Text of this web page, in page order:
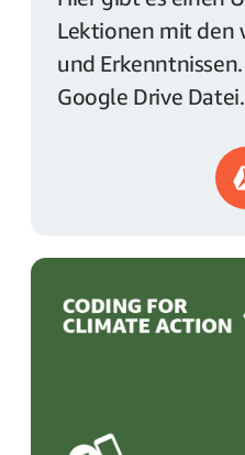
Lektionen mit den
und
Google Drive Datei.